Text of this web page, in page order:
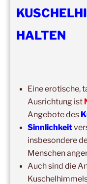
NEWSLETTER-
Vorname
HALTEN
Eine erotische,
Ausrichtung ist
Angebote des
Sinnlichkeit
insbesondere
Menschen
Auch sind die